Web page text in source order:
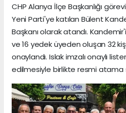
CHP Alanya İlçe Başkanlığı
Yeni Parti'ye katılan Bülent
Başkanı olarak atandı.
ve 16 yedek üyeden oluşan 32
onaylandı. Islak imzalı onaylı
edilmesiyle birlikte resmi atama